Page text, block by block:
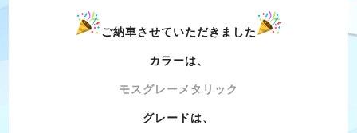
ご納車させていただきました
カラーは、
モスグレーメタリック
グレードは、